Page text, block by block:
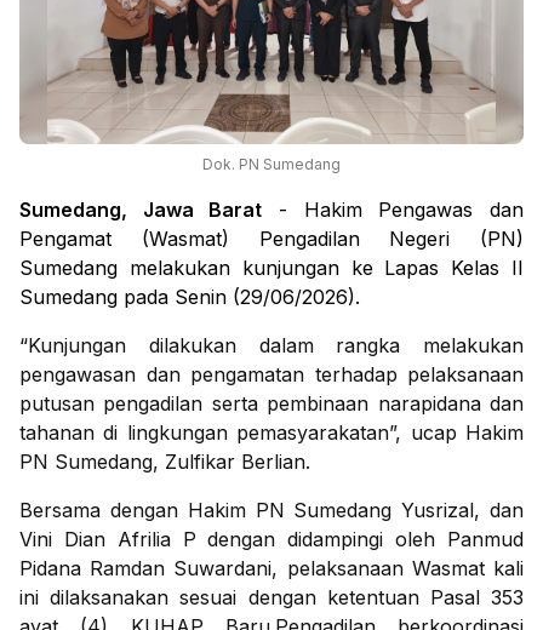
Dok. PN Sumedang
Sumedang, Jawa Barat - Hakim Pengawas dan
Pengamat (Wasmat) Pengadilan Negeri (PN)
Sumedang melakukan kunjungan ke Lapas Kelas II
Sumedang pada Senin (29/06/2026).
“Kunjungan dilakukan dalam rangka melakukan
pengawasan dan pengamatan terhadap pelaksanaan
putusan pengadilan serta pembinaan narapidana dan
tahanan di lingkungan pemasyarakatan”, ucap Hakim
PN Sumedang, Zulfikar Berlian.
Bersama dengan Hakim PN Sumedang Yusrizal, dan
Vini Dian Afrilia P dengan didampingi oleh Panmud
Pidana Ramdan Suwardani, pelaksanaan Wasmat kali
ini dilaksanakan sesuai dengan ketentuan Pasal 353